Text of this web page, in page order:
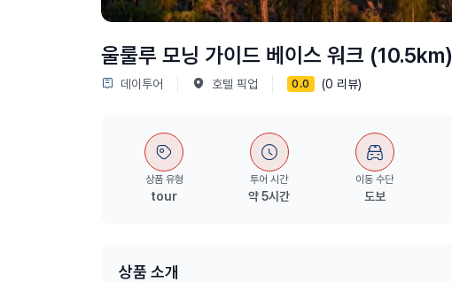
울룰루 모닝 가이드 베이스 워크 (10.5km)
데이투어 호텔 픽업 0.0 (0 리뷰)
상품 유형
tour
투어 시간
약 5시간
이동 수단
도보
상품 소개